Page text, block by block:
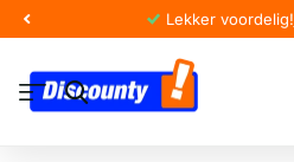
Lekker voordelig!